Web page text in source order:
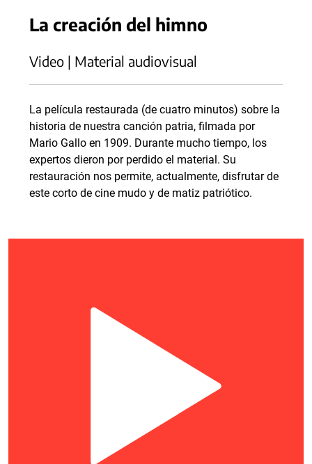
La creación del himno
Video | Material audiovisual
La película restaurada (de cuatro minutos) sobre la
historia de nuestra canción patria, filmada por
Mario Gallo en 1909. Durante mucho tiempo, los
expertos dieron por perdido el material. Su
restauración nos permite, actualmente, disfrutar de
este corto de cine mudo y de matiz patriótico.